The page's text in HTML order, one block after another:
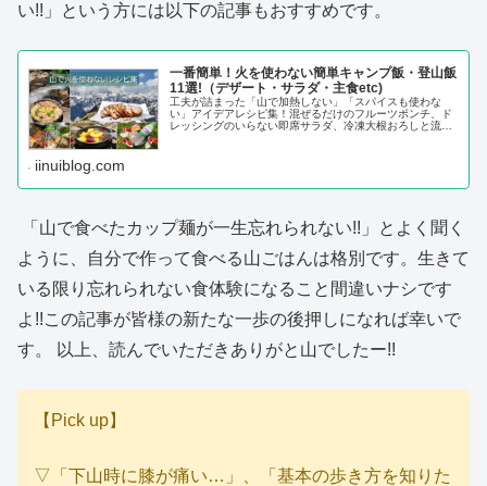
い!!」という方には以下の記事もおすすめです。
一番簡単！火を使わない簡単キャンプ飯・登山飯
11選!（デザート・サラダ・主食etc)
工夫が詰まった「山で加熱しない」「スパイスも使わな
い」アイデアレシピ集！混ぜるだけのフルーツポンチ、ド
レッシングのいらない即席サラダ、冷凍大根おろしと流水
iinuiblog.com
「山で食べたカップ麺が一生忘れられない!!」とよく聞く
ように、自分で作って食べる山ごはんは格別です。生きて
いる限り忘れられない食体験になること間違いナシです
よ!!この記事が皆様の新たな一歩の後押しになれば幸いで
す。 以上、読んでいただきありがと山でしたー!!
【Pick up】
▽「下山時に膝が痛い…」、「基本の歩き方を知りた